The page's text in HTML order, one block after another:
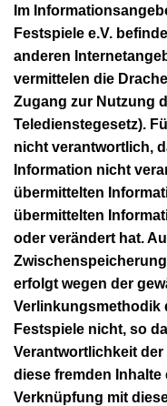
Im
Festspiele e.V.
anderen
vermittelen die
Zugang zur Nutzung
Teledienstegesetz).
nicht verantwortlich,
Information nicht
übermittelten
übermittelten
oder verändert hat.
erfolgt wegen der
Verlinkungsmethodik
Festspiele nicht, so
Verantwortlichkeit
diese fremden
Verknüpfung mit